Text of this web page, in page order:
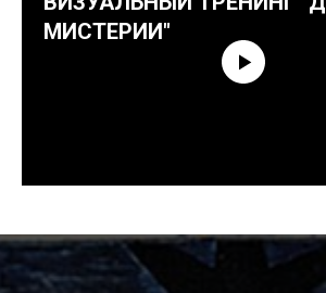
МИСТЕРИИ"